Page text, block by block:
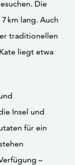
Die
km lang. Auch
traditionellen
liegt etwa
Insel und
für ein
–